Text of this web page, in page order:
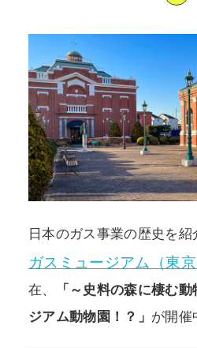
POLICY
日本のガス事業の歴史を
ガスミュージアム（東京
在、
「～史料の森に棲む
ジアム動物園！？」 が開催